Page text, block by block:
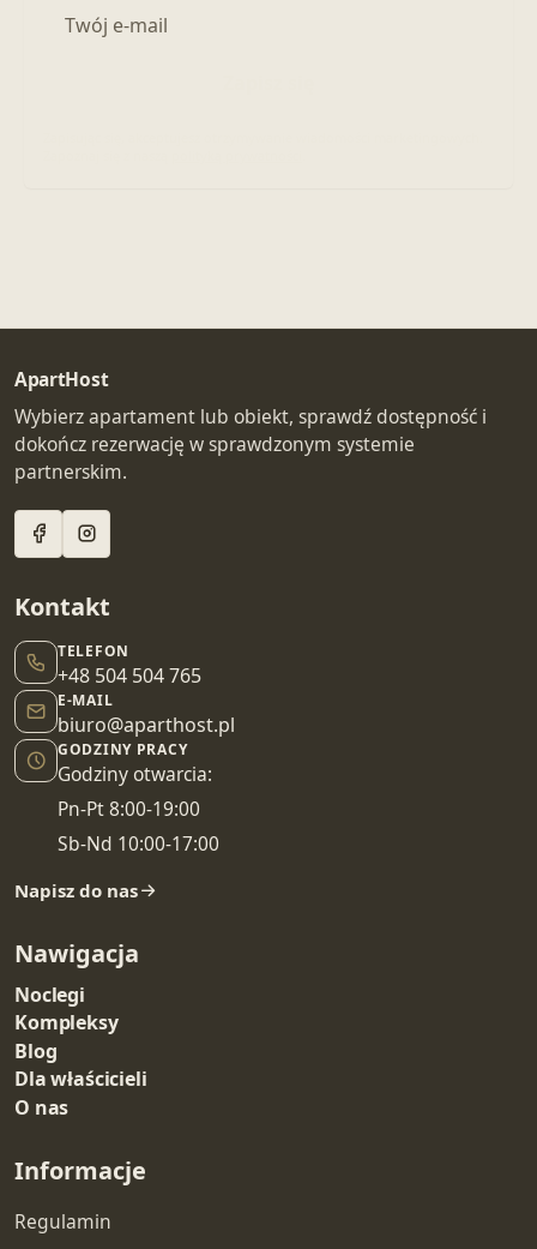
ApartHost
Wybierz apartament lub obiekt, sprawdź dostępność i
dokończ rezerwację w sprawdzonym systemie
partnerskim.
Kontakt
TELEFON
+48 504 504 765
E-MAIL
biuro@aparthost.pl
GODZINY PRACY
Godziny otwarcia:
Pn-Pt 8:00-19:00
Sb-Nd 10:00-17:00
Napisz do nas
Nawigacja
Noclegi
Kompleksy
Blog
Dla właścicieli
O nas
Informacje
Regulamin